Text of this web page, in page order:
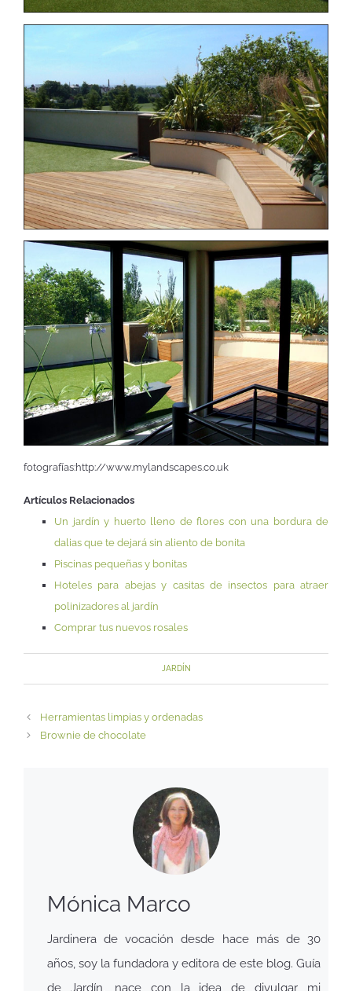
fotografías:http://www.mylandscapes.co.uk
Artículos Relacionados
Un jardín y huerto lleno de flores con una bordura de
dalias que te dejará sin aliento de bonita
Piscinas pequeñas y bonitas
Hoteles para abejas y casitas de insectos para atraer
polinizadores al jardín
Comprar tus nuevos rosales
JARDÍN
Herramientas limpias y ordenadas
Brownie de chocolate
Mónica Marco
Jardinera de vocación desde hace más de 30
años, soy la fundadora y editora de este blog. Guía
de Jardín, nace con la idea de divulgar mi